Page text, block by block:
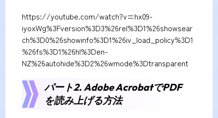
https://youtube.com/watch?v=hx09-
iyoxWg%3Fversion%3D3%26rel%3D1%26showsear
ch%3D0%26showinfo%3D1%26iv_load_policy%3D1
%26fs%3D1%26hl%3Den-
NZ%26autohide%3D2%26wmode%3Dtransparent
パート2. Adob​​e AcrobatでPDF
を読み上げる方法